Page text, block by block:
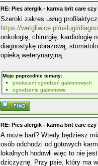
RE: Pies alergik - karma brit care czy
Szeroki zakres usług
https://wetgliwice.pl/uslugi/
onkologię, chirurgię, kardiologię
diagnostykę obrazową,
opieką weterynaryjną.
Moje poprzednie tematy:
producent ogrodzeń gabionowych
ogrodzenie gabionowe
RE: Pies alergik - karma brit care czy
A może barf? Wtedy będziesz
osób odchodzi od gotowych
lokalnych hodowli więc to nie
dziczyznę. Przy psie, który ma